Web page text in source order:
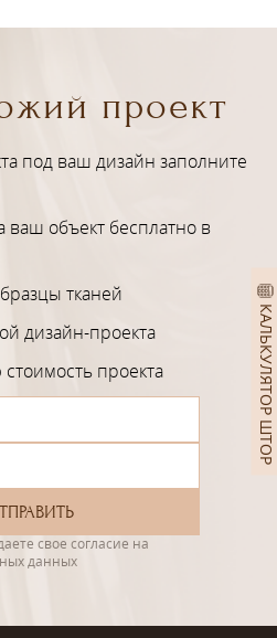
КАЛЬКУЛЯТОР ШТОР
проект
под ваш дизайн заполните
объект бесплатно в
тканей
дизайн-проекта
проекта
свое согласие на
данных